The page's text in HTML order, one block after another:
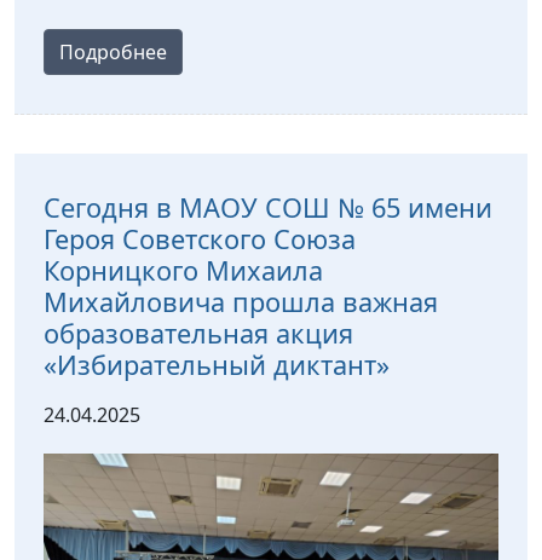
Подробнее
Сегодня в МАОУ СОШ № 65 имени
Героя Советского Союза
Корницкого Михаила
Михайловича прошла важная
образовательная акция
«Избирательный диктант»
24.04.2025